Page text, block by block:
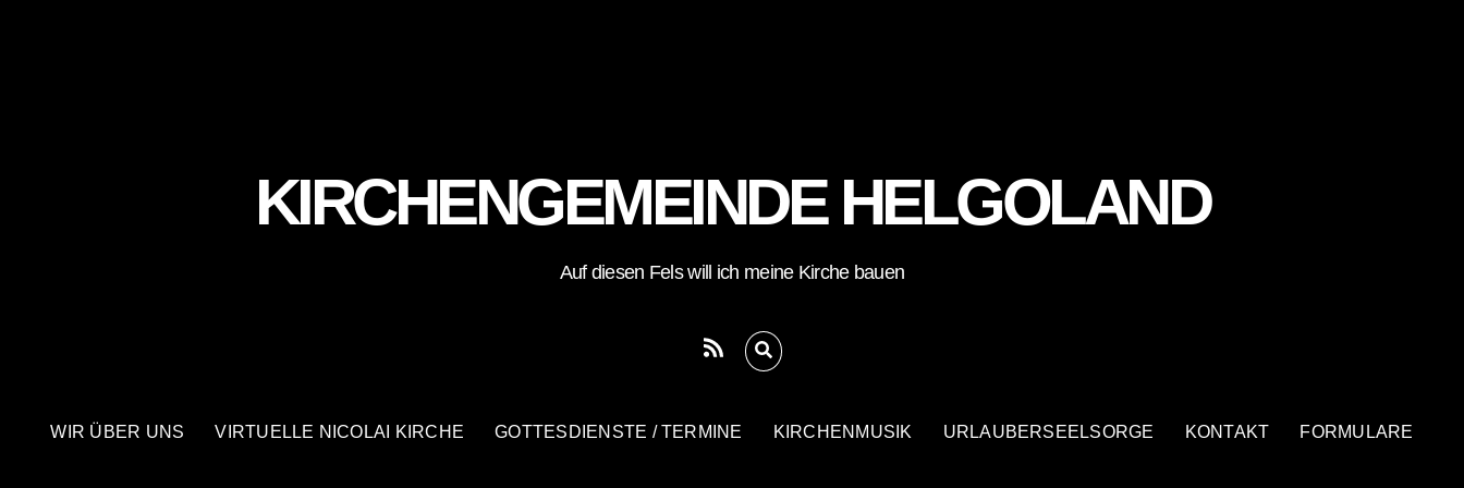
KIRCHENGEMEINDE HELGOLAND
Auf diesen Fels will ich meine Kirche bauen
RSS
WIR ÜBER UNS VIRTUELLE NICOLAI KIRCHE GOTTESDIENSTE / TERMINE KIRCHENMUSIK URLAUBERSEELSORGE KONTAKT FORMULARE